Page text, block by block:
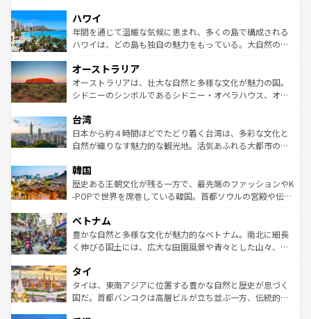
ば市内交通費無料で観光を楽しむこともできる。 なお、新
着のスイス情報はコンテンツ一覧 を参照してほしい。
のような巨大都市は、観光、ショッピング、エンターテイ
ンメントが詰まった刺激的なスポットだ。一方、アメリカ
西部には大自然が広がり、グランドキャニオンやイエロー
部のニューオーリンズでは、音楽と美食が融合した独特の
文化が魅力。旅行者はアメリカの各地域で異なる魅力を楽
しみながら、その多様性と豊かな歴史を感じることができ
ならではの贅沢な旅のスタイルだ。 なお、新着のアメリカ
情報はコンテンツ一覧を参照してほしい。
ハワイ
年間を通じて温暖な気候に恵まれ、多くの島で構成される
ハワイは、どの島も独自の魅力をもっている。大自然の神
ワイ島は見逃せない。また、定番の観光地といえばオアフ
島だが、静かな自然を求めるならマウイ島やカウアイ島が
おすすめ。エメラルドグリーンに輝く海をはじめ、豊かな
れるおもてなしの心で訪れる人々を迎えてくれるハワイの
人々、おいしいローカルフードやハワイアンミュージッ
ク、伝統的なフラダンスなど、すべてがハワイの魅力を彩
ワイを、存分に味わってほしい。 なお、新着のハワイ情報
はコンテンツ一覧を参照してほしい。
オーストラリア
オーストラリアは、壮大な自然と多様な文化が魅力の国。
シドニーのシンボルであるシドニー・オペラハウス、オー
リアリーフや大陸中央部にそびえるウルル（エアーズロッ
ク）、タスマニアの美しい原生林やケアンズの熱帯雨林な
ど、見どころがたくさん。また、カフェやワイン、オージ
いる。アクティビティも充実しており、サーフィンやダイ
ビング、ハイキングなど、アウトドア好きにはたまらな
い。オーストラリアの多彩な魅力を存分に味わいつくそ
参照してほしい。
台湾
日本から約４時間ほどでたどり着く台湾は、多彩な文化と
自然が織りなす魅力的な観光地。活気あふれる大都市の台
ン）、静ひつな山岳地帯である台湾東部など、都市の喧騒
と山間の静けさが共存しており、訪れる人に新しい発見と
驚きをもたらしてくれる。また、奥深い台湾の食文化も魅
容にもいいと評判のスイーツなど、バラエティ豊かな料理
が味わえる。 なお、新着の台湾情報は コンテンツ一覧を参
照してほしい。
韓国
歴史ある王朝文化が残る一方で、最先端のファッションやK
-POPで世界を席巻している韓国。首都ソウルの宮殿や伝統
き、地方に足を延ばせば四季折々の自然美を楽しむことが
できる。そして、キムチや焼肉、絶品のストリートフード
まで、さまざまな韓国料理が待っている。夜には、韓国な
リティに包まれながら、韓国の多彩な魅力を心ゆくまで味
わってみてほしい。 なお、新着の韓国情報はコンテンツ一
覧を参照してほしい。
ベトナム
豊かな自然と多様な文化が魅力的なベトナム。南北に細長
く伸びる国土には、広大な田園風景や青々とした山々、世
急速な発展と共に伝統が息づく。ハノイの古い町並みやホ
ーチミン市のフランス統治時代の建物も、独特の雰囲気を
醸し出している。また、バラエティの豊かさとおいしさで
タイ
タイは、東南アジアに位置する豊かな自然と歴史が息づく
国だ。首都バンコクは高層ビルが立ち並ぶ一方、伝統的な